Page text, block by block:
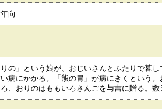
向
の」という娘が、おじいさんとふたりで暮
病にかかる。「熊の胃」が病にきくという
、おりのはももいろさんごを与吉に贈る